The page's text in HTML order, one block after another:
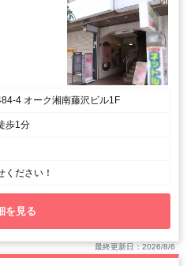
4 オーク湘南藤沢ビル1F
歩1分
ください！
を見る
最終更新日：2026/8/6